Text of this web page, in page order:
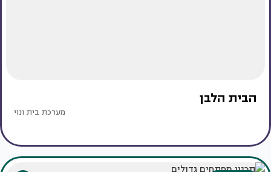
הבית הלבן
מערכת בית ונוי